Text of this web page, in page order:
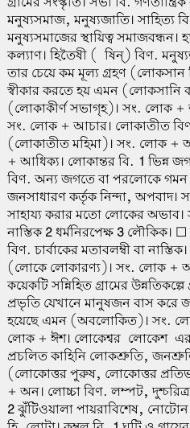
মনুষ্যসমাজ, মনুষ্যজাতি। সাহিত্য
মনুষ্যসমাজের স্থায়িত্ব
কল্যাণ। হিতৈষী (-ষিন্) বিণ.
তার চেয়ে কম মূল্য গ্রহণ (লোকসান
স্বীকার করতে হয় এমন (লোকসানি
(লোকাকীর্ণ সভাগৃহ)। সং. লোক +
সং. লোক + আচার। লোকাতীত
(লোকাতীত মহিমা)। সং. লোক +
+ আধিক্য। লোকান্তর বি. 1 ভিন্ন
বিণ. অন্য জগতে বা পরলোকে গমন
জনসাধারণ কর্তৃক নিন্দা,
সাহায্য করার মতো লোকের
নাস্তিক2ধর্মনিরপেক্ষ3লৌকিক। ☐
বিণ. চার্বাকের মতাবলম্বী বা
(লোকে লোকারণ্য)। সং. লোক +
কয়েকটি সন্নিহিত গ্রামের
প্রভৃতি যেখানে মানুষজন বাস
হয়েছে এমন (অবলোকিত)। সং.
লোক + ঈশ। লোকেশ্বর-লোকেশ-
প্রচলিত কাহিনি লোকশ্রুতি,
(লোকোত্তর পুরুষ, লোকোত্তর
+ অন। লোচ্চা বিণ. লম্পট,
2ঝুঁটিওয়ালা পায়রাবিশেষ, নোটোন